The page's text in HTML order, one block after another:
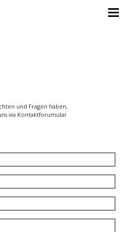
und Fragen haben,
via Kontaktforumular